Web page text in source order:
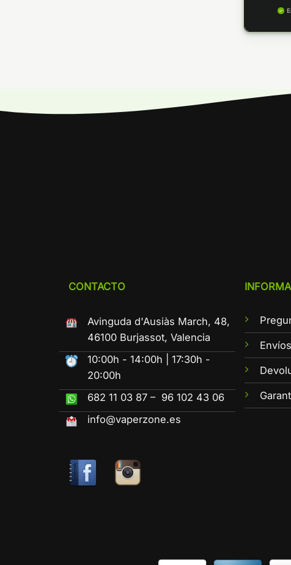
CONTACTO
Avinguda d'Ausiàs March, 48,
46100 Burjassot, Valencia
10:00h - 14:00h | 17:30h -
20:00h
682 11 03 87 – 96 102 43 06
info@vaperzone.es
Envíos